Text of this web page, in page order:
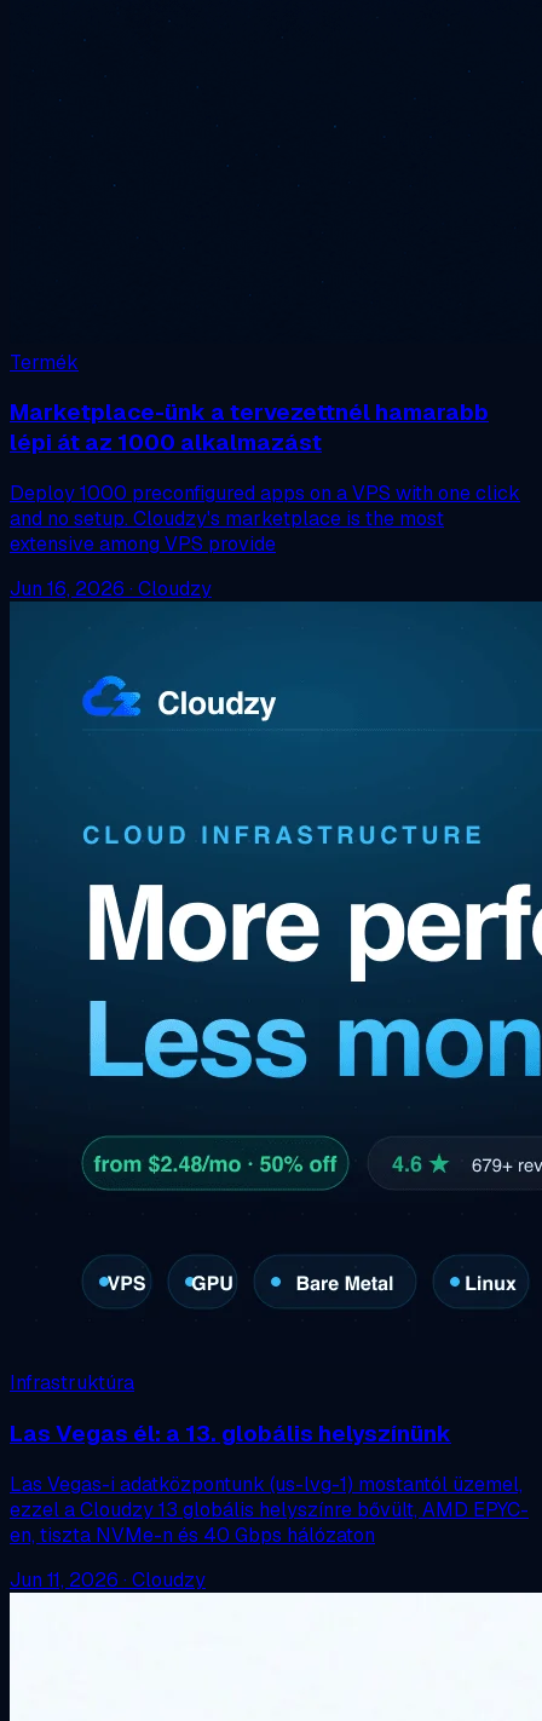
Termék
Marketplace-ünk a tervezettnél hamarabb
lépi át az 1000 alkalmazást
Deploy 1000 preconfigured apps on a VPS with one click
and no setup. Cloudzy's marketplace is the most
extensive among VPS provide
Jun 16, 2026 · Cloudzy
Infrastruktúra
Las Vegas él: a 13. globális helyszínünk
Las Vegas-i adatközpontunk (us-lvg-1) mostantól üzemel,
ezzel a Cloudzy 13 globális helyszínre bővült, AMD EPYC-
en, tiszta NVMe-n és 40 Gbps hálózaton
Jun 11, 2026 · Cloudzy